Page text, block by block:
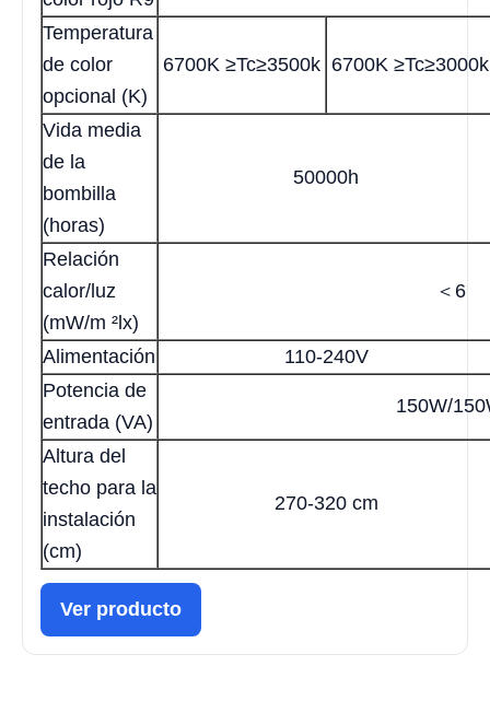
Temperatura
de color
opcional (K)
6700K ≥Tc≥3500k 6700K ≥Tc≥3000k
Vida media
de la
bombilla
(horas)
50000h
Relación
calor/luz
(mW/m ²lx)
＜6
Alimentación
110-240V
Potencia de
entrada (VA)
150W/
Altura del
techo para la
instalación
(cm)
270-320 cm
Ver producto